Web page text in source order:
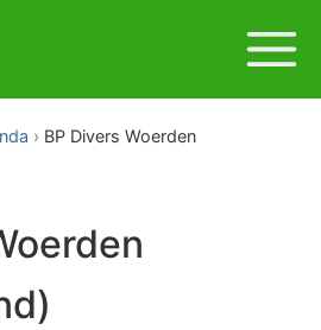
BP Divers Woerden